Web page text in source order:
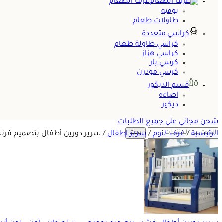
غرف الطعام
بوفيه
طاولات طعام
كراسي متعددة
كراسي طاولة طعام
كراسي هزاز
كرسي بار
كرسي مودرن
قسم الديكور
اضاءه
ديكور
شحن مجاني علي جميع الطلبات
بحث الرئيسية/ غرف النوم/ سرير اطفال/ سرير دورين أطفال بتصميم